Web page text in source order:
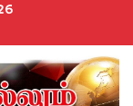
சினிமாUncategorized